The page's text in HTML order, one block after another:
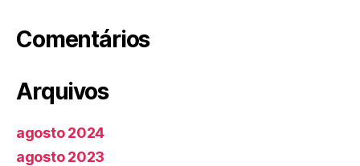
Comentários
Arquivos
agosto 2024
agosto 2023